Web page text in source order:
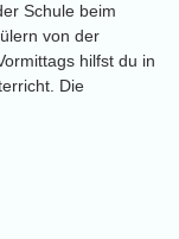
Schule beim
von der
hilfst du in
Die